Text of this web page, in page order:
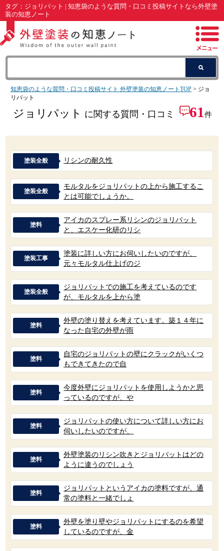
タグ：ジョリパット | 知恵袋のような質問・口コミ投稿サイトなら外壁塗
装の知恵ノート
知恵袋のような質問・口コミ投稿サイト 外壁塗装の知恵ノートTOP > ジョ
リパット
ジョリパット に関する質問・口コミ 61件
塗装全般 リシンの耐久性
塗装全般
モルタルをジョリパットの上から施工するこ
とは可能でしょうか。
塗料
アイカのスプレー系リシンのジョリパット
と、エスケー化研のリシ
塗装工事
塗装に詳しい方にお伺いしたいのですが、
元々モルタル仕上げのジ
塗装全般
ジョリパットでの施工を考えているのです
が、モルタルを上から塗
塗料
外壁の塗り替えを考えています。築１４年に
なった自宅の外壁が雨
塗料
自宅のジョリパットの壁にクラックがいくつ
もできてきたので自
塗料
今度外壁にジョリパットを使用しようかと思
っているのですが、や
塗料
ジョリパットの使い方について詳しい方にお
伺いしたいのですが、
塗料
外壁塗装のリシン吹きとジョリパットはどの
ように違うのでしょう
塗料
ジョリパットというアイカの塗料ですが、通
常の塗料と一緒でしょ
塗料
外壁を塗り壁やジョリパットにするのを希望
しているのですが、金